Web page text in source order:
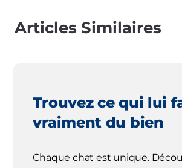
Articles Similaires
Trouvez ce qui lui
vraiment du bien
Chaque chat est unique.